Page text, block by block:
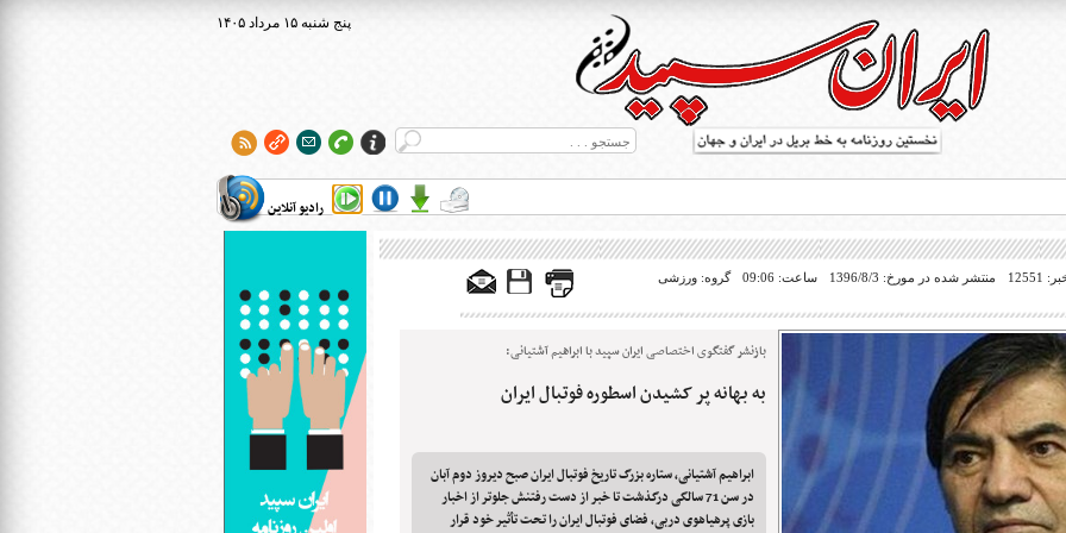
۱۴۰۵ پنج شنبه ۱۵ مرداد
رادیو آنلاین
بریل در جهان
منتشر شده در مورخ: 1396/8/3 ساعت: 09:06 گروه: ورزشی
بازنشر گفتگوی اختصاصی ایران سپید با ابراهیم آشتیانی:
به بهانه پر کشیدن اسطوره فوتبال ایران
ابراهیم آشتیانی، ستاره بزرگ تاریخ فوتبال ایران صبح دیروز دوم آبان
در سن 71 سالگی درگذشت تا خبر از دست رفتنش جلوتر از اخبار
بازی پرهیاهوی دربی، فضای فوتبال ایران را تحت تأثیر خود قرار